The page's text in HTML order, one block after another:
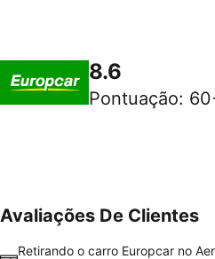
8.6
Pontuação:
Avaliações De Clientes
Retirando o carro Europcar no